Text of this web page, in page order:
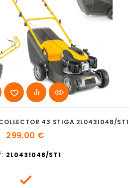
43 STIGA 2L0431048/ST1
299,00 €
2L0431048/ST1
